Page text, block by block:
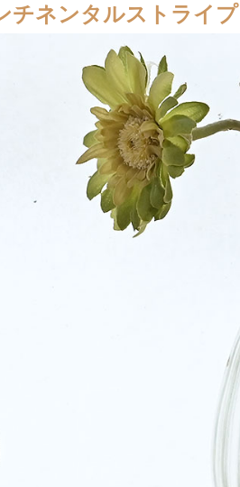
チネンタルストライプ